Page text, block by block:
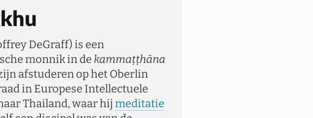
DeGraff) is een
monnik in de kammaṭṭhāna
afstuderen op het Oberlin
in Europese Intellectuele
Thailand, waar hijmeditatie